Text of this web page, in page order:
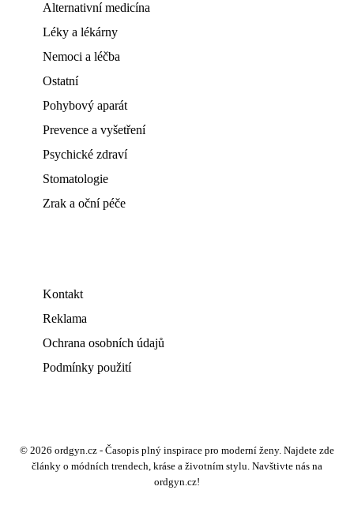
Alternativní medicína
Léky a lékárny
Nemoci a léčba
Ostatní
Pohybový aparát
Prevence a vyšetření
Psychické zdraví
Stomatologie
Zrak a oční péče
Kontakt
Reklama
Ochrana osobních údajů
Podmínky použití
© 2026 ordgyn.cz - Časopis plný inspirace pro moderní ženy. Najdete zde
články o módních trendech, kráse a životním stylu. Navštivte nás na
ordgyn.cz!